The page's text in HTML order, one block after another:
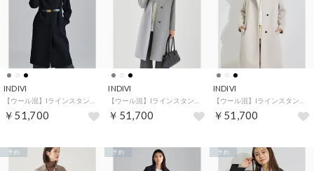
INDIVI
￥51,700
INDIVI
￥51,700
INDIVI
￥51,700
予約 予約 予約